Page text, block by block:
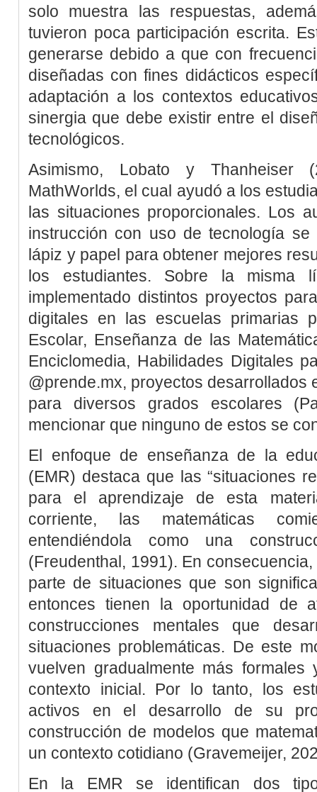
solo muestra las respuestas,
tuvieron poca participación escrita.
generarse debido a que con
diseñadas con fines didácticos
adaptación a los contextos
sinergia que debe existir entre el
tecnológicos.
Asimismo, Lobato y Thanheiser
MathWorlds, el cual ayudó a los
las situaciones proporcionales. Los
instrucción con uso de tecnología
lápiz y papel para obtener mejores
los estudiantes. Sobre la misma
implementado distintos proyectos
digitales en las escuelas primarias
Escolar, Enseñanza de las
Enciclomedia, Habilidades Digitales
@prende.mx, proyectos desarrollados
para diversos grados escolares (
mencionar que ninguno de estos se
El enfoque de enseñanza de la
(EMR) destaca que las “situaciones
para el aprendizaje de esta
corriente, las matemáticas
entendiéndola como una
(Freudenthal, 1991). En
parte de situaciones que son
entonces tienen la oportunidad de
construcciones mentales que
situaciones problemáticas. De este
vuelven gradualmente más formales
contexto inicial. Por lo tanto, los
activos en el desarrollo de su
construcción de modelos que
un contexto cotidiano (Gravemeijer,
En la EMR se identifican dos